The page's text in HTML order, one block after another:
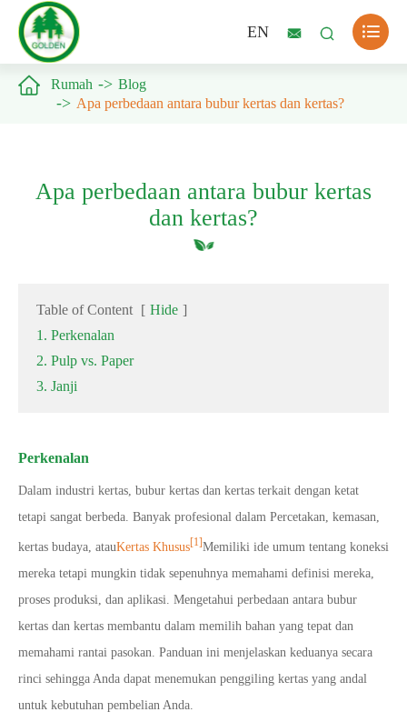
EN   
 Rumah
Blog
Apa perbedaan antara bubur kertas dan kertas?
Apa perbedaan antara bubur kertas
dan kertas?
Table of Content [ Hide ]
1. Perkenalan
2. Pulp vs. Paper
3. Janji
Perkenalan
Dalam industri kertas, bubur kertas dan kertas terkait dengan ketat
tetapi sangat berbeda. Banyak profesional dalam Percetakan, kemasan,
kertas budaya, atauKertas Khusus[1]Memiliki ide umum tentang koneksi
mereka tetapi mungkin tidak sepenuhnya memahami definisi mereka,
proses produksi, dan aplikasi. Mengetahui perbedaan antara bubur
kertas dan kertas membantu dalam memilih bahan yang tepat dan
memahami rantai pasokan. Panduan ini menjelaskan keduanya secara
rinci sehingga Anda dapat menemukan penggiling kertas yang andal
untuk kebutuhan pembelian Anda.